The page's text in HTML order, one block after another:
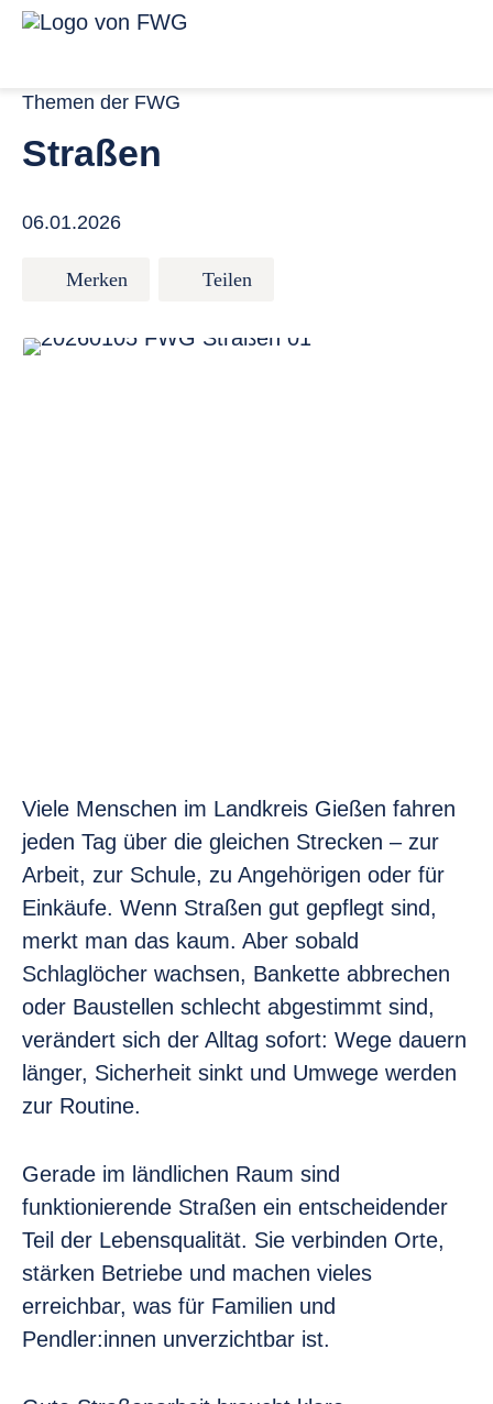
Zum Inhalt springen
Themen der FWG
Straßen
06.01.2026
Merken Teilen
Viele Menschen im Landkreis Gießen fahren
jeden Tag über die gleichen Strecken – zur
Arbeit, zur Schule, zu Angehörigen oder für
Einkäufe. Wenn Straßen gut gepflegt sind,
merkt man das kaum. Aber sobald
Schlaglöcher wachsen, Bankette abbrechen
oder Baustellen schlecht abgestimmt sind,
verändert sich der Alltag sofort: Wege dauern
länger, Sicherheit sinkt und Umwege werden
zur Routine.
Gerade im ländlichen Raum sind
funktionierende Straßen ein entscheidender
Teil der Lebensqualität. Sie verbinden Orte,
stärken Betriebe und machen vieles
erreichbar, was für Familien und
Pendler:innen unverzichtbar ist.